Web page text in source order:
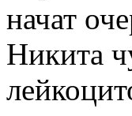
начат
Никита